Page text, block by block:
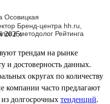
Осовицкая
Бренд-центра hh.ru,
и методолог Рейтинга
трендам на рынке
и достоверность данных.
округах по количеству
компании часто предлагают
долгосрочных тенденций.